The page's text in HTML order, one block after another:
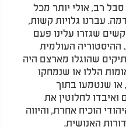
רב, אולי יותר מכל
עברנו גלויות קשות,
קשים שגזרו עלינו פעם
ההיסטוריה העולמית
שהוגלו מארצם היה
הללו או שנמחקו
או שנטמעו בתוך
לחלוטין את
הוכיח אחרת, והיווה
האנושית.